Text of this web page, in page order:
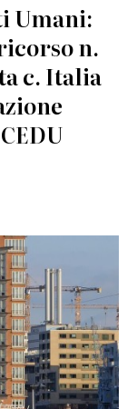
Umani:
n.
c. Italia